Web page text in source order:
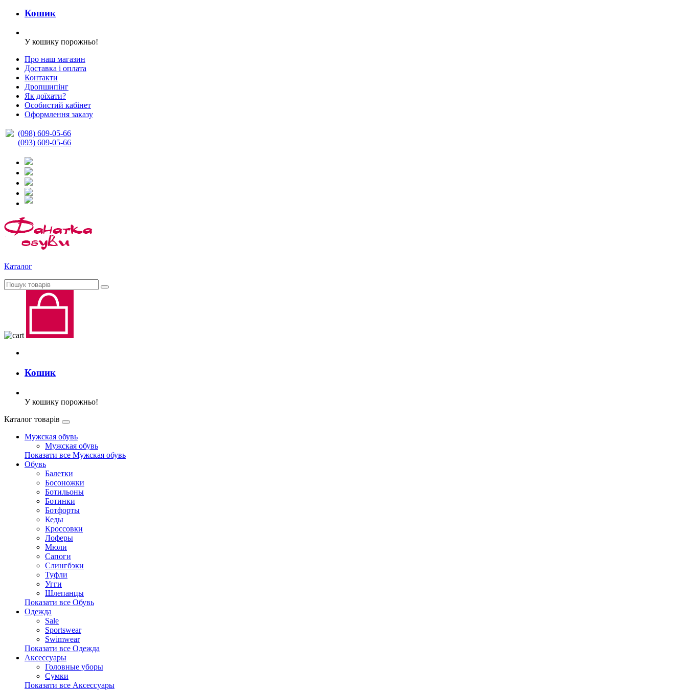
Кошик
У кошику порожньо!
Про наш магазин
Доставка і оплата
Контакти
Дропшипінг
Як доїхати?
Особистий кабінет
Оформлення заказу
(098) 609-05-66
(093) 609-05-66
Каталог
Кошик
У кошику порожньо!
Каталог товарів
Мужская обувь
Мужская обувь
Показати все Мужская обувь
Обувь
Балетки
Босоножки
Ботильоны
Ботинки
Ботфорты
Кеды
Кроссовки
Лоферы
Мюли
Сапоги
Слингбэки
Туфли
Угги
Шлепанцы
Показати все Обувь
Одежда
Sale
Sportswear
Swimwear
Показати все Одежда
Аксессуары
Головные уборы
Сумки
Показати все Аксессуары